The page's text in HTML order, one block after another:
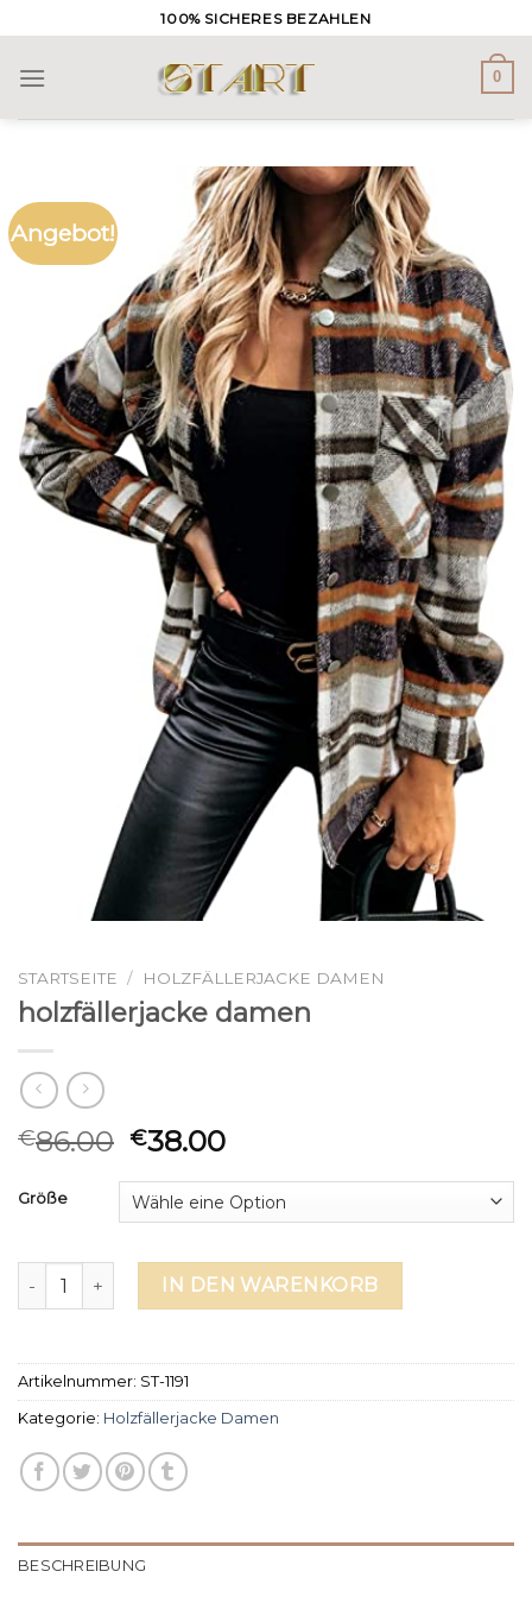
to
content
100% SICHERES BEZAHLEN
0
Angebot!
STARTSEITE / HOLZFÄLLERJACKE DAMEN
holzfällerjacke damen
€86.00 €38.00
Größe
holzfällerjacke damen MengeIN DEN WARENKORB
Artikelnummer: ST-1191
Kategorie: Holzfällerjacke Damen
BESCHREIBUNG